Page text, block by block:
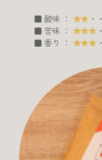
■ 酸味 ： ★★ ・・
■ 苦味 ： ★★★・
■ 香り ： ★★★・